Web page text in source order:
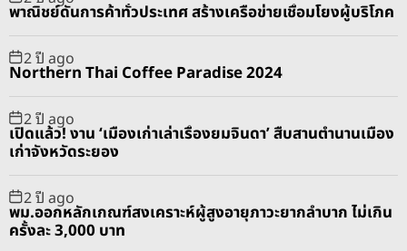
พาณิชย์ดันการค้าทั่วประเทศ สร้างเครือข่ายเชื่อมโยงผู้บริโภค
2 ปี ago
Northern Thai Coffee Paradise 2024
2 ปี ago
เปิดแล้ว! งาน ‘เมืองเก่าเล่าเรื่องยมจินดา’ สืบสานตำนานเมือง
เก่าจังหวัดระยอง
2 ปี ago
พม.ออกหลักเกณฑ์สงเคราะห์ผู้สูงอายุภาวะยากลำบาก ไม่เกิน
ครั้งละ 3,000 บาท